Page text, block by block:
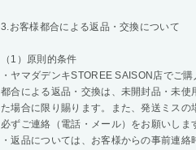
3.お客様都合による返品・交換について
（1）原則的条件
・ヤマダデンキSTOREE SAISON店でご
都合による返品・交換は、未開封品・未
た場合に限り賜ります。また、発送ミス
必ずご連絡（電話・メール）をお願いしま
・返品については、お客様からの事前連